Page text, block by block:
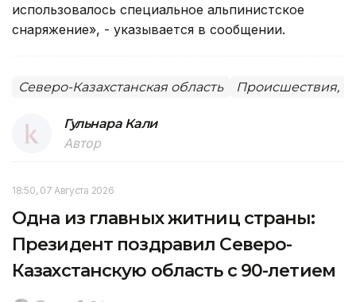
использовалось специальное альпинистское
снаряжение», - указывается в сообщении.
Северо-Казахстанская область Происшествия,
Гульнара Кали
Автор
18:50, 07 Августа 2026
Одна из главных житниц страны:
Президент поздравил Северо-
Казахстанскую область с 90-летием